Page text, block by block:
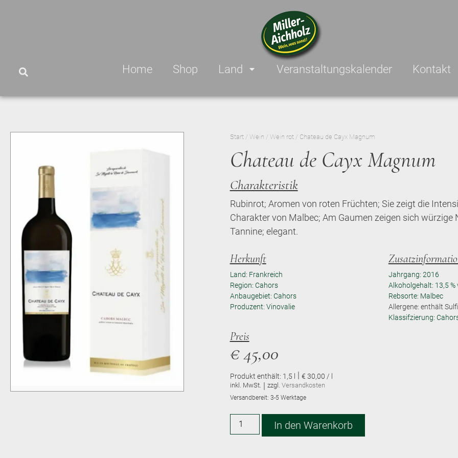
Home Shop Land Veranstaltungskalender Kontakt
Start/ Wein / Wein rot/ Chateau de Cayx Magnum
Chateau de Cayx Magnum
Charakteristik
Rubinrot; Aromen von roten Früchten; Sie zeigt die
Charakter von Malbec; Am Gaumen zeigen sich würzige
Tannine; elegant.
Herkunft
Land: Frankreich
Region: Cahors
Anbaugebiet: Cahors
Produzent: Vinovalie
Jahrgang: 2016
Alkoholgehalt: 13,5 %
Rebsorte: Malbec
Allergene: enthält
Klassifzierung:
Preis
€45,00
Produkt enthält: 1,5 | € 30,00 / l
inkl. MwSt. | zzgl. Versandkosten
Versandbereit: 3-5 Werktage
In den Warenkorb